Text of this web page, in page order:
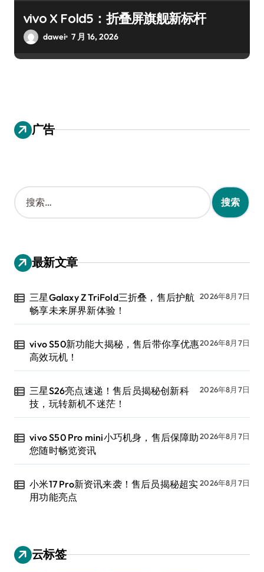
vivo X Fold5：折叠屏旗舰新标杆
dawei 7 月 16, 2026
广告
搜
索
：
最新文章
三星Galaxy Z TriFold三折叠，售后护航
畅享未来屏界新体验！
2026年8月7日
vivo S50新功能大揭秘，售后带你享优惠
高效玩机！
2026年8月7日
三星S26亮点速递！售后员揭秘创新科
技，玩转新机不迷茫！
2026年8月7日
vivo S50 Pro mini小巧机身，售后保障助
您随时畅览资讯
2026年8月7日
小米17 Pro新资讯来袭！售后员揭秘超实
用功能亮点
2026年8月7日
云标签